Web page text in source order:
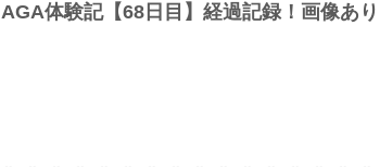
AGA体験記【68日目】経過記録！画像あり